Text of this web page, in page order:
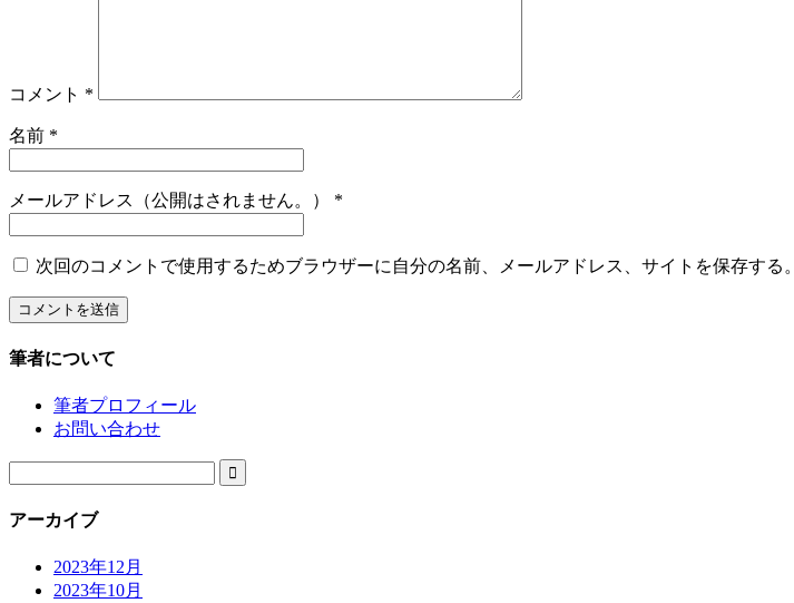
コメント *
名前 *
メールアドレス（公開はされません。） *
次回のコメントで使用するためブラウザーに自分の名前、メールアドレス、サイトを保存する。
筆者について
筆者プロフィール
お問い合わせ

アーカイブ
2023年12月
2023年10月